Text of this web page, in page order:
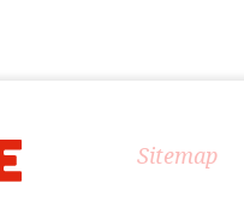
Sitemap